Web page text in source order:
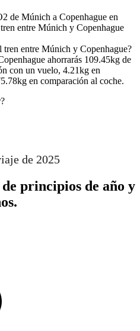
de Múnich a Copenhague en
entre Múnich y Copenhague
entre Múnich y Copenhague?
ahorrarás 109.45kg de
con un vuelo, 4.21kg en
en comparación al coche.
de 2025
principios de año y